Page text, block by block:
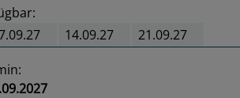
14.09.27 21.09.27